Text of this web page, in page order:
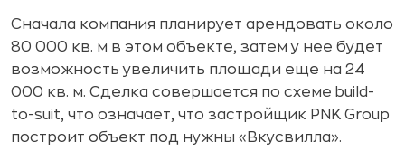
Сначала компания планирует арендовать около
80 000 кв. м в этом объекте, затем у нее будет
возможность увеличить площади еще на 24
000 кв. м. Сделка совершается по схеме build-
to-suit, что означает, что застройщик PNK Group
построит объект под нужны «Вкусвилла».